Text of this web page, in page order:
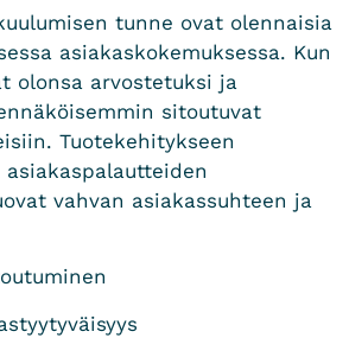
tunne ovat olennaisia
asiakaskokemuksessa. Kun
olonsa arvostetuksi ja
sitoutuvat
Tuotekehitykseen
vahvan asiakassuhteen ja